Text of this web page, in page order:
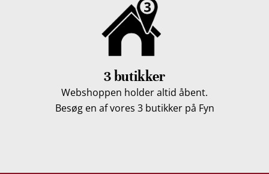
3 butikker
Webshoppen holder altid åbent.
Besøg en af vores 3 butikker på Fyn